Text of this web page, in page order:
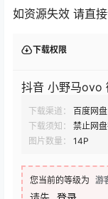
如资源失效 请直
下载权限
抖音 小野马ovo
下载渠道：
百度网盘
下载须知：
禁止网
图片数量：
14P
您当前的等级为 游